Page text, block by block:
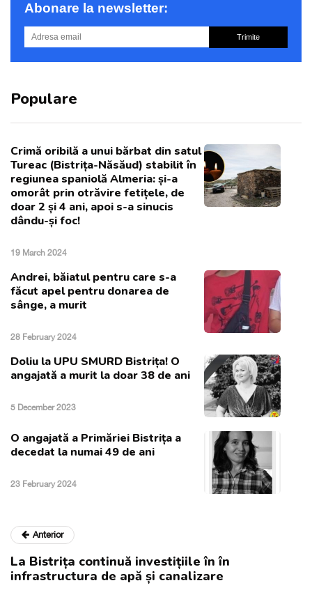
Abonare la newsletter:
Trimite
Populare
Crimă oribilă a unui bărbat din satul
Tureac (Bistrița-Năsăud) stabilit în
regiunea spaniolă Almeria: și-a
omorât prin otrăvire fetițele, de
doar 2 și 4 ani, apoi s-a sinucis
dându-și foc!
19 March 2024
Andrei, băiatul pentru care s-a
făcut apel pentru donarea de
sânge, a murit
28 February 2024
Doliu la UPU SMURD Bistrița! O
angajată a murit la doar 38 de ani
5 December 2023
O angajată a Primăriei Bistrița a
decedat la numai 49 de ani
23 February 2024
Anterior
La Bistrița continuă investițiile în în
infrastructura de apă și canalizare